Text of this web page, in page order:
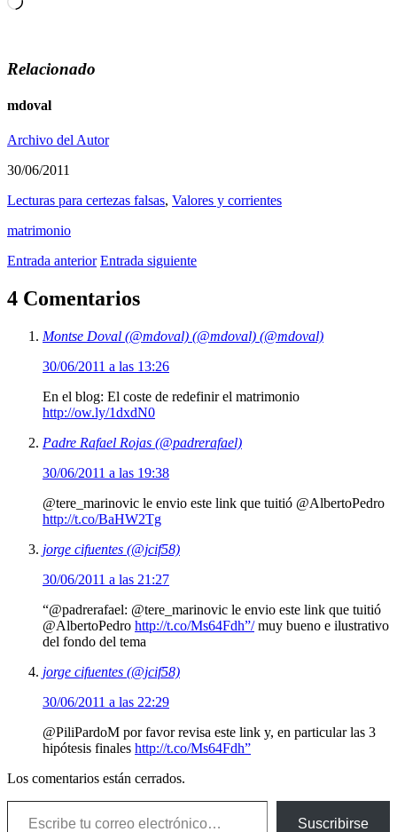
Relacionado
mdoval
Archivo del Autor
30/06/2011
Lecturas para certezas falsas, Valores y corrientes
matrimonio
Entrada anterior Entrada siguiente
4 Comentarios
Montse Doval (@mdoval) (@mdoval) (@mdoval)
30/06/2011 a las 13:26
En el blog: El coste de redefinir el matrimonio
http://ow.ly/1dxdN0
Padre Rafael Rojas (@padrerafael)
30/06/2011 a las 19:38
@tere_marinovic le envio este link que tuitió @AlbertoPedro
http://t.co/BaHW2Tg
jorge cifuentes (@jcif58)
30/06/2011 a las 21:27
“@padrerafael: @tere_marinovic le envio este link que tuitió
@AlbertoPedro http://t.co/Ms64Fdh”/muy bueno e ilustrativo
del fondo del tema
jorge cifuentes (@jcif58)
30/06/2011 a las 22:29
@PiliPardoM por favor revisa este link y, en particular las 3
hipótesis finales http://t.co/Ms64Fdh”
Los comentarios están cerrados.
Escribe tu correo electrónico…
Suscribirse